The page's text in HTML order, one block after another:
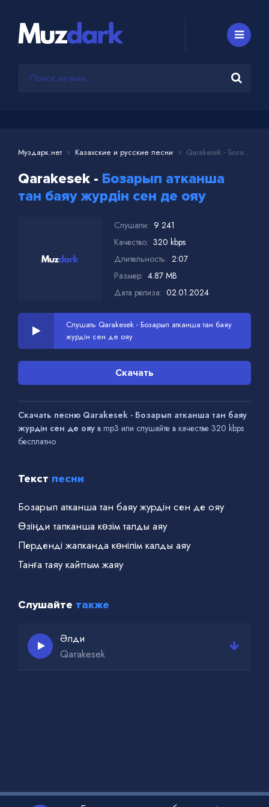
Муздарк.нет Казахские и русские песни Qarakesek - Бозарып атканша тан баяу журдін сен де ояу
Qarakesek - Бозарып атканша
тан баяу журдін сен де ояу
Слушали: 9 241
Качество: 320 kbps
Длительность: 2:07
Размер: 4.87 MB
Дата релиза: 02.01.2024
Слушать Qarakesek - Бозарып атканша тан баяу
журдін сен де ояу
Скачать
Скачать песню Qarakesek - Бозарып атканша тан баяу
журдін сен де ояу в mp3 или слушайте в качестве 320 kbps
бесплатно
Текст песни
Бозарып атканша тан баяу журдін сен де ояу
Өзіңди тапканша көзім талды аяу
Перденді жапканда көнілім калды аяу
Танға таяу кайттым жаяу
Слушайте также
Әлди
Qarakesek